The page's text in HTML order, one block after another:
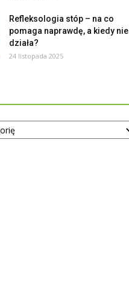
Refleksologia stóp – na co
pomaga naprawdę, a kiedy nie
działa?
24 listopada 2025